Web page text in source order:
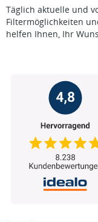
Täglich aktuelle und
Filtermöglichkeiten
helfen Ihnen, Ihr